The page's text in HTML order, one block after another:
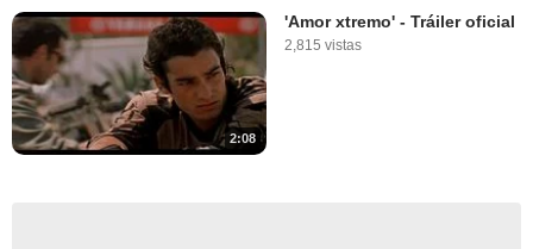
2:08
'Amor xtremo' - Tráiler oficial
2,815 vistas